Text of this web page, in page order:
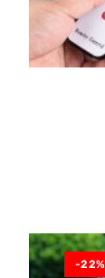
-22%